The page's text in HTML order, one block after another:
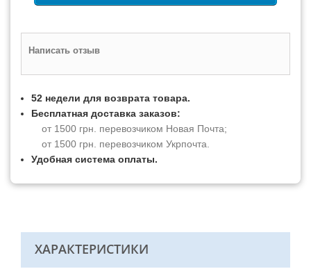
Написать отзыв
52 недели для возврата товара.
Бесплатная доставка заказов:
от 1500 грн. перевозчиком Новая Почта;
от 1500 грн. перевозчиком Укрпочта.
Удобная система оплаты.
ХАРАКТЕРИСТИКИ